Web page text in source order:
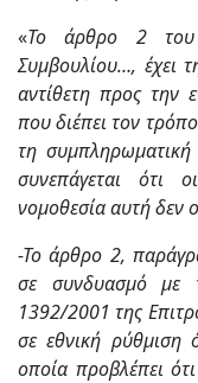
«Το άρθρο 2 του
Συμβουλίου…, έχει
αντίθετη προς την
που διέπει τον
τη
συνεπάγεται ότι
νομοθεσία αυτή δεν
-Το άρθρο 2,
σε συνδυασμό με
1392/2001 της
σε εθνική
οποία προβλέπει